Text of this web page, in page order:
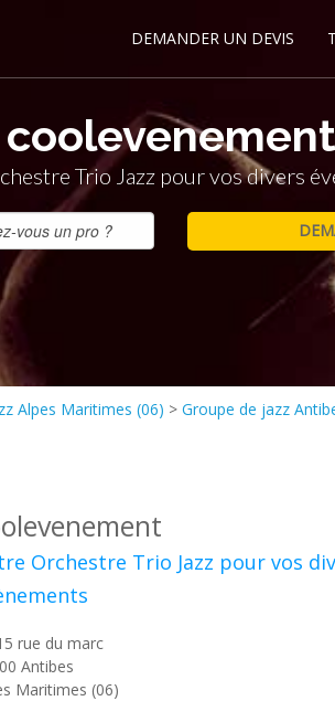
DEMANDER UN DEVIS
coolevenement
Trio Jazz pour vos divers
Alpes Maritimes (06) > Groupe de jazz
Orchestre Trio Jazz pour vos
rue du marc
Antibes
Maritimes (06)